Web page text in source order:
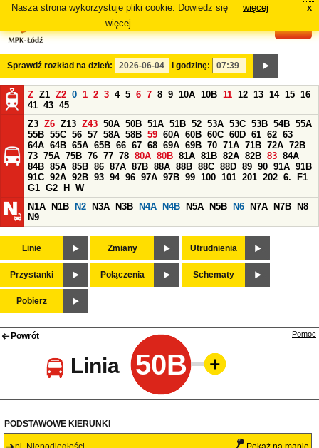
Nasza strona wykorzystuje pliki cookie. Dowiedz się
więcej.
więcej x
Sprawdź rozkład na dzień: i godzinę:
Z Z1 Z2 0 1 2 3 4 5 6 7 8 9 10A 10B 11 12 13 14 15 16
41 43 45
Z3 Z6 Z13 Z43 50A 50B 51A 51B 52 53A 53C 53B 54B 55A
55B 55C 56 57 58A 58B 59 60A 60B 60C 60D 61 62 63
64A 64B 65A 65B 66 67 68 69A 69B 70 71A 71B 72A 72B
73 75A 75B 76 77 78 80A 80B 81A 81B 82A 82B 83 84A
84B 85A 85B 86 87A 87B 88A 88B 88C 88D 89 90 91A 91B
91C 92A 92B 93 94 96 97A 97B 99 100 101 201 202 6.
F1
G1 G2 H
W
N1A
N1B N2 N3A N3B N4A N4B N5A N5B N6 N7A N7B
N8
N9
Linie Zmiany Utrudnienia
Przystanki Połączenia Schematy
Pobierz
Powrót
Linia 50B
Pomoc
PODSTAWOWE KIERUNKI